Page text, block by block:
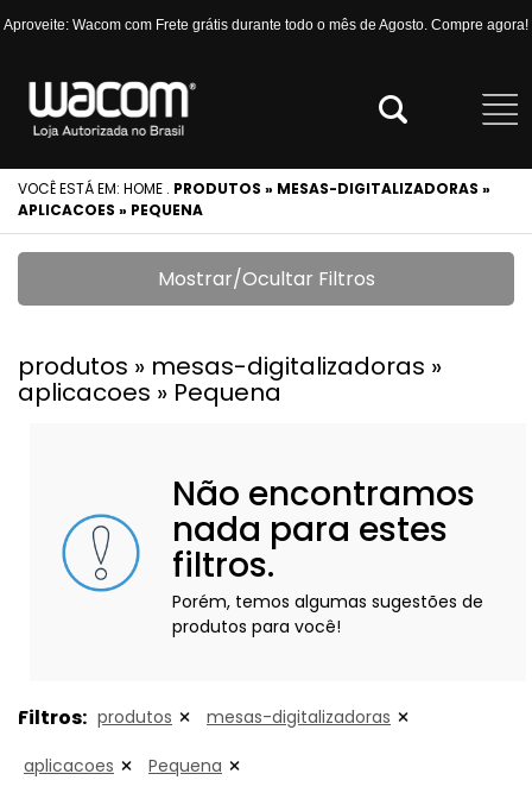
Aproveite: Wacom com Frete grátis durante todo o mês de Agosto. Compre agora!
VOCÊ ESTÁ EM: HOME . PRODUTOS » MESAS-DIGITALIZADORAS »
APLICACOES » PEQUENA
Mostrar/Ocultar Filtros
produtos » mesas-digitalizadoras »
aplicacoes » Pequena
Não encontramos
nada para estes
filtros.
Porém, temos algumas sugestões de
produtos para você!
Filtros: produtos mesas-digitalizadoras
aplicacoes Pequena